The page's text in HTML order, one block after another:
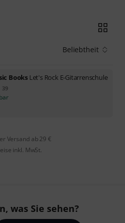
Beliebtheit
Books Let's Rock E-Gitarrenschule
39
Versand ab 29 €
inkl. MwSt.
was Sie sehen?